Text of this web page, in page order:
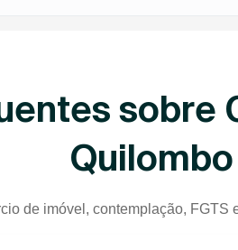
sobre
de imóvel, contemplação,